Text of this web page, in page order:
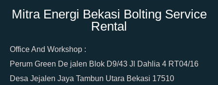
Mitra Energi Bekasi Bolting Service
Rental
Office And Workshop :
Perum Green De jalen Blok D9/43 Jl Dahlia 4 RT04/16
Desa Jejalen Jaya Tambun Utara Bekasi 17510